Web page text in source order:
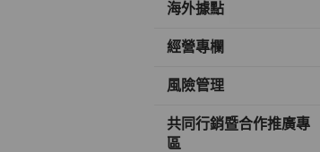
海外據點
經營專欄
風險管理
共同行銷暨合作推廣專
區